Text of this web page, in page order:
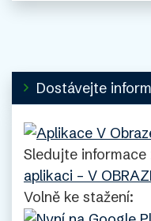
Dostávejte
Sledujte
aplikaci – V
Volně ke stažení: